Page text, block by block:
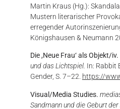
Martin Kraus (Hg.):
Mustern literarischer
erregender
Königshausen & Neumann
Die ,Neue Frau‘ als Objekt/iv.
und das Lichtspiel. In: Rabbit
Gender, S. 7–22. https://
Visual/Media Studies.
Sandmann und die Geburt